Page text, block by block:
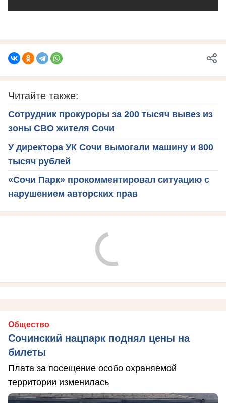
Читайте также:
Сотрудник прокуроры за 200 тысяч вывез из
зоны СВО жителя Сочи
У директора УК Сочи вымогали машину и 800
тысяч рублей
«Сочи Парк» прокомментировал ситуацию с
нарушением авторских прав
Общество
Сочинский нацпарк поднял цены на
билеты
Плата за посещение особо охраняемой
территории изменилась